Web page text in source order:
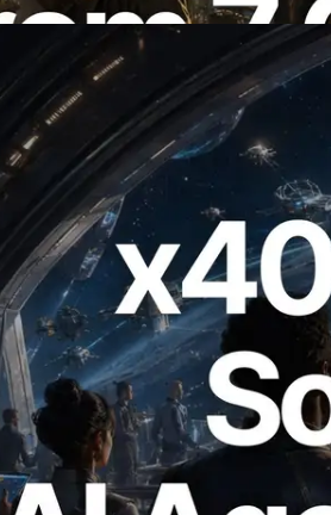
RPC compatible con
la que los agentes de IA
por las API que